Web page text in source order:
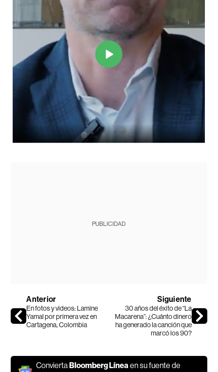
PUBLICIDAD
Anterior
En fotos y videos: Lamine
Yamal por primera vez en
Cartagena, Colombia
Siguiente
30 años del éxito de “La
Macarena”: ¿Cuánto dinero
ha generado la canción que
marcó los 90?
ConviertaBloomberg Línea en su fuente de